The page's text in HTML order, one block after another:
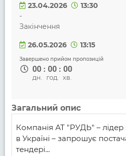
23.04.2026
13:30
-
Закінчення
26.05.2026 13:15
Завершено прийом пропозицій
00 : 00 : 00
дн. год. хв.
Загальний опис
Компанія АТ "РУДЬ" –
в Україні – запрошує
тендері...